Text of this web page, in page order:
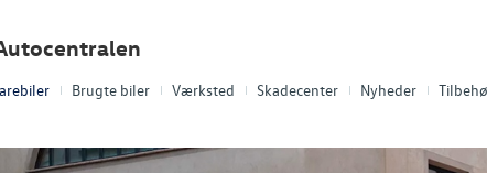
Brugte biler Værksted Skadecenter Nyheder